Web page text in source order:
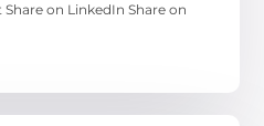
on LinkedIn Share on